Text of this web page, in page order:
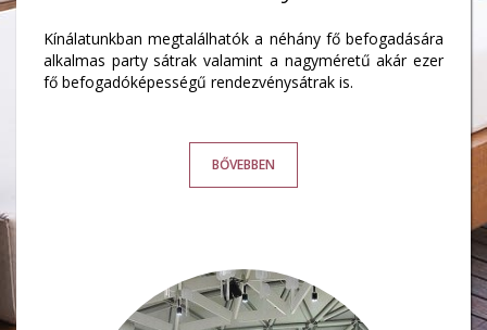
Kínálatunkban megtalálhatók a néhány fő befogadására
alkalmas party sátrak valamint a nagyméretű akár ezer
fő befogadóképességű rendezvénysátrak is.
BŐVEBBEN